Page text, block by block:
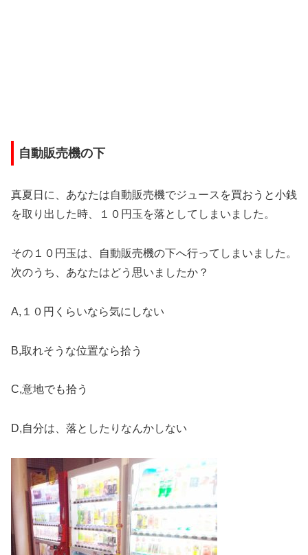
自動販売機の下
真夏日に、あなたは自動販売機でジュースを買おうと小銭
を取り出した時、１０円玉を落としてしまいました。
その１０円玉は、自動販売機の下へ行ってしまいました。
次のうち、あなたはどう思いましたか？
A,１０円くらいなら気にしない
B,取れそうな位置なら拾う
C,意地でも拾う
D,自分は、落としたりなんかしない